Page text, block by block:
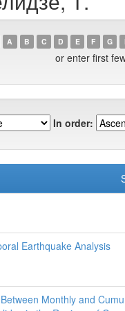
A B C D E F G
or enter first
In order:
Earthquake Analysis
Monthly and